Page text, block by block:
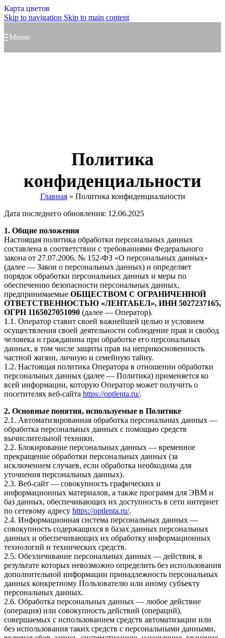
Карта цветов
Skip to navigation Skip to main content
Меню
Политика
конфиденциальности
Главная» Политика конфиденциальности
Дата последнего обновления: 12.06.2025
1. Общие положения
Настоящая политика обработки персональных данных
составлена в соответствии с требованиями Федерального
закона от 27.07.2006. № 152-ФЗ «О персональных данных»
(далее — Закон о персональных данных) и определяет
порядок обработки персональных данных и меры по
обеспечению безопасности персональных данных,
предпринимаемые ОБЩЕСТВОМ С ОГРАНИЧЕННОЙ
ОТВЕТСТВЕННОСТЬЮ «ЛЕНТАБЕЛ», ИНН 5027237165,
ОГРН 1165027051090 (далее — Оператор).
1.1. Оператор ставит своей важнейшей целью и условием
осуществления своей деятельности соблюдение прав и свобод
человека и гражданина при обработке его персональных
данных, в том числе защиты прав на неприкосновенность
частной жизни, личную и семейную тайну.
1.2. Настоящая политика Оператора в отношении обработки
персональных данных (далее — Политика) применяется ко
всей информации, которую Оператор может получить о
посетителях веб-сайта https://optlenta.ru/.
2. Основные понятия, используемые в Политике
2.1. Автоматизированная обработка персональных данных —
обработка персональных данных с помощью средств
вычислительной техники.
2.2. Блокирование персональных данных — временное
прекращение обработки персональных данных (за
исключением случаев, если обработка необходима для
уточнения персональных данных).
2.3. Веб-сайт — совокупность графических и
информационных материалов, а также программ для ЭВМ и
баз данных, обеспечивающих их доступность в сети интернет
по сетевому адресу https://optlenta.ru/.
2.4. Информационная система персональных данных —
совокупность содержащихся в базах данных персональных
данных и обеспечивающих их обработку информационных
технологий и технических средств.
2.5. Обезличивание персональных данных — действия, в
результате которых невозможно определить без использования
дополнительной информации принадлежность персональных
данных конкретному Пользователю или иному субъекту
персональных данных.
2.6. Обработка персональных данных — любое действие
(операция) или совокупность действий (операций),
совершаемых с использованием средств автоматизации или
без использования таких средств с персональными данными,